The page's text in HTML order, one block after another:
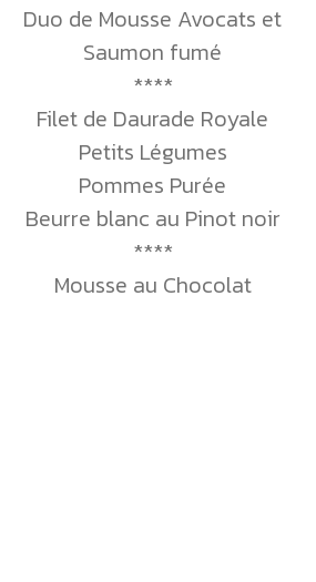
Duo de Mousse Avocats et
Saumon fumé
****
Filet de Daurade Royale
Petits Légumes
Pommes Purée
Beurre blanc au Pinot noir
****
Mousse au Chocolat